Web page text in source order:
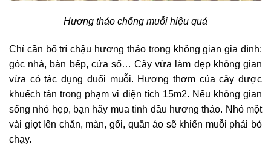
Hương thảo chống muỗi hiệu quả
Chỉ cần bố trí chậu hương thảo trong không gian gia đình:
góc nhà, bàn bếp, cửa sổ… Cây vừa làm đẹp không gian
vừa có tác dụng đuổi muỗi. Hương thơm của cây được
khuếch tán trong phạm vi diện tích 15m2. Nếu không gian
sống nhỏ hẹp, bạn hãy mua tinh dầu hương thảo. Nhỏ một
vài giọt lên chăn, màn, gối, quần áo sẽ khiến muỗi phải bỏ
chạy.